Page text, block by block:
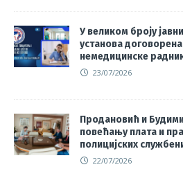
У великом броју
установа
немедицинске
23/07/2026
Продановић и
повећању плата и
полицијских
22/07/2026